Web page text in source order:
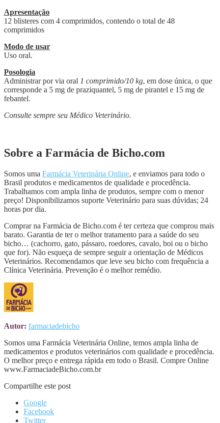
Apresentação
12 blisteres com 4 comprimidos, contendo o total de 48
comprimidos
Modo de usar
Uso oral.
Posologia
Administrar por via oral 1 comprimido/10 kg, em dose única, o que
corresponde a 5 mg de praziquantel, 5 mg de pirantel e 15 mg de
febantel.
Consulte sempre seu Médico Veterinário.
Sobre a Farmácia de Bicho.com
Somos uma Farmácia Veterinária Online, e enviamos para todo o
Brasil produtos e medicamentos de qualidade e procedência.
Trabalhamos com ampla linha de produtos, sempre com o menor
preço! Disponibilizamos suporte Veterinário para suas dúvidas; 24
horas por dia.
Comprar na Farmácia de Bicho.com é ter certeza que comprou mais
barato. Garantia de ter o melhor tratamento para a saúde do seu
bicho… (cachorro, gato, pássaro, roedores, cavalo, boi ou o bicho
que for). Não esqueça de sempre seguir a orientação de Médicos
Veterinários. Recomendamos que leve seu bicho com frequência a
Clínica Veterinária. Prevenção é o melhor remédio.
Autor: farmaciadebicho
Somos uma Farmácia Veterinária Online, temos ampla linha de
medicamentos e produtos veterinários com qualidade e procedência.
O melhor preço e entrega rápida em todo o Brasil. Compre Online
www.FarmaciadeBicho.com.br
Compartilhe este post
Google
Facebook
Twitter